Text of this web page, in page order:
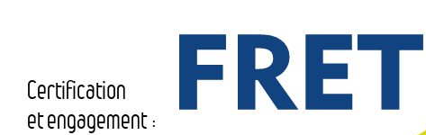
Certification
et engagement :